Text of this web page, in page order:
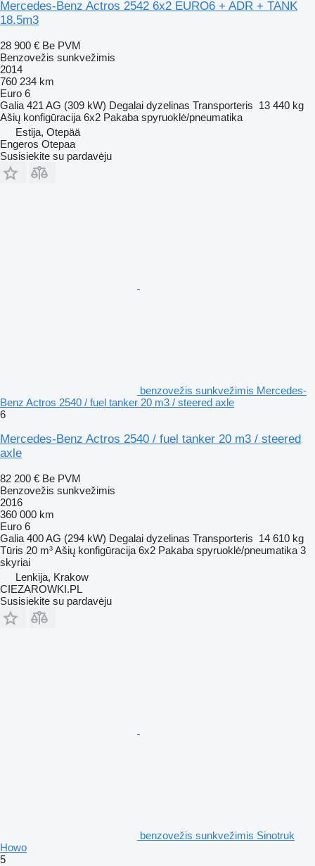
Mercedes-Benz Actros 2542 6x2 EURO6 + ADR + TANK
18.5m3
28 900 € Be PVM
Benzovežis sunkvežimis
2014
760 234 km
Euro 6
Galia 421 AG (309 kW) Degalai dyzelinas Transporteris 13 440 kg
Ašių konfigūracija 6x2 Pakaba spyruoklė/pneumatika
Estija, Otepää
Engeros Otepaa
Susisiekite su pardavėju
benzovežis sunkvežimis Mercedes-
Benz Actros 2540 / fuel tanker 20 m3 / steered axle
6
Mercedes-Benz Actros 2540 / fuel tanker 20 m3 / steered
axle
82 200 € Be PVM
Benzovežis sunkvežimis
2016
360 000 km
Euro 6
Galia 400 AG (294 kW) Degalai dyzelinas Transporteris 14 610 kg
Tūris 20 m³Ašių konfigūracija 6x2 Pakaba spyruoklė/pneumatika 3
skyriai
Lenkija, Krakow
CIEZAROWKI.PL
Susisiekite su pardavėju
benzovežis sunkvežimis Sinotruk
Howo
5